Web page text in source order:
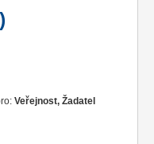
Veřejnost, Žadatel